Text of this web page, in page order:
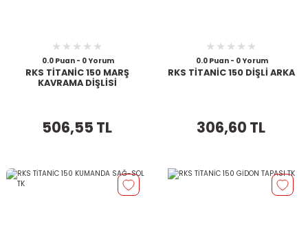
0.0 Puan - 0 Yorum
RKS TİTANİC 150 MARŞ
KAVRAMA DİŞLİSİ
506,55 TL
0.0 Puan - 0 Yorum
RKS TİTANİC 150 DİŞLİ ARKA
306,60 TL